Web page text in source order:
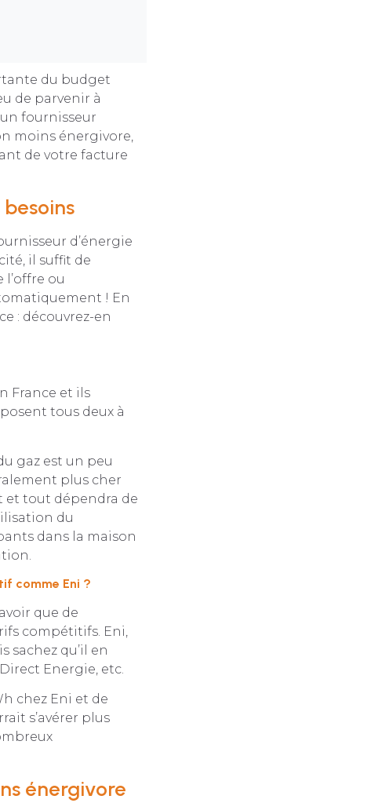
du budget
de parvenir à
fournisseur
moins énergivore,
de votre facture
d’énergie
il suffit de
ou
! En
: découvrez-en
France et ils
tous deux à
gaz est un peu
plus cher
et tout dépendra de
du
dans la maison
comme Eni ?
que de
compétitifs. Eni,
sachez qu’il en
Energie, etc.
chez Eni et de
s’avérer plus
énergivore